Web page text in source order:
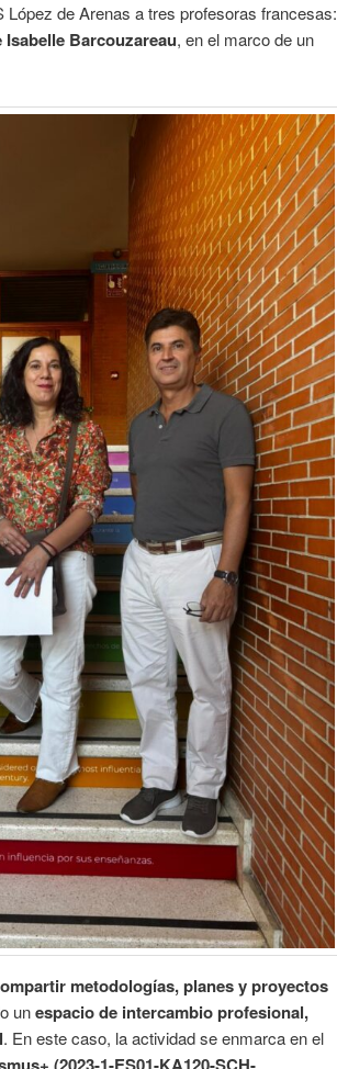
López de Arenas a tres profesoras francesas:
Barcouzareau, en el marco de un
metodologías, planes y proyectos
unespacio de intercambio profesional,
. En este caso, la actividad se enmarca en el